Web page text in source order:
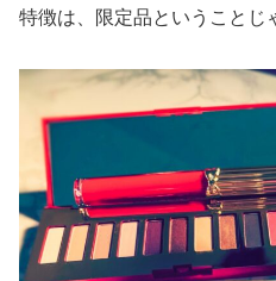
特徴は、限定品ということじ